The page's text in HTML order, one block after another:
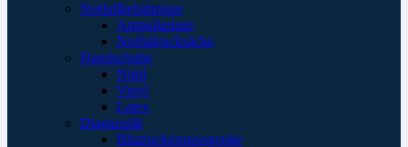
Notfallbehältnisse
Ampullarium
Notfallrucksäcke
Handschuhe
Nitril
Vinyl
Latex
Diagnostik
Blutzuckermessgeräte